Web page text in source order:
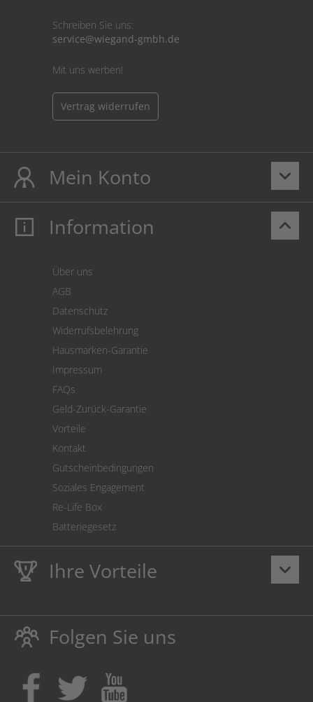
Schreiben Sie uns:
service@wiegand-gmbh.de
Mit uns werben!
Vertrag widerrufen
keyboard_arrow_down
Mein Konto
Mein Konto
Cookie Einstellungen
keyboard_arrow_up
Information
Über uns
AGB
Datenschutz
Widerrufsbelehrung
Hausmarken-Garantie
Impressum
FAQs
Geld-Zurück-Garantie
Vorteile
Kontakt
Gutscheinbedingungen
Soziales Engagement
Re-Life Box
Batteriegesetz
keyboard_arrow_down
Ihre Vorteile
LebenslangeHausmarke Garantieauf Toner und Tinte
schützt auch Ihren Drucker.
Umweltfreundlich dadurch Abfallvermeidung.
Kaufen Sie Tinte & Toner ruhig da, wo Ihre Kinder einen
Ausbildungsplatz bekommen!
Folgen Sie uns